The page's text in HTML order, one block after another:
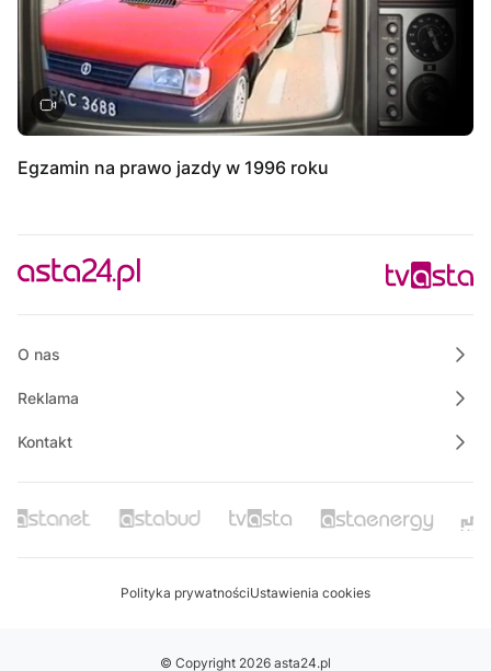
Egzamin na prawo jazdy w 1996 roku
O nas
Reklama
Kontakt
Polityka prywatnościUstawienia cookies
© Copyright 2026 asta24.pl